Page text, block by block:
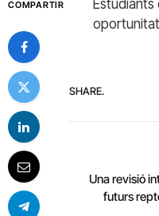
COMPARTIR
Estudiants
SHARE.
Una revisió
futurs